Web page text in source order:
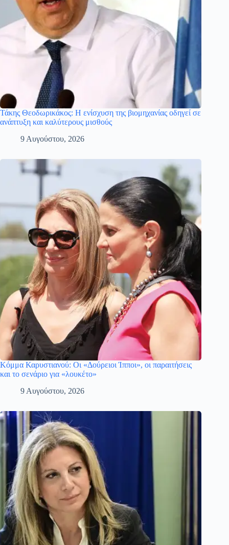
Τάκης Θεοδωρικάκος: Η ενίσχυση της βιομηχανίας οδηγεί σε
ανάπτυξη και καλύτερους μισθούς
9 Αυγούστου, 2026
Κόμμα Καρυστιανού: Οι «Δούρειοι Ίπποι», οι παραιτήσεις
και το σενάριο για «λουκέτο»
9 Αυγούστου, 2026